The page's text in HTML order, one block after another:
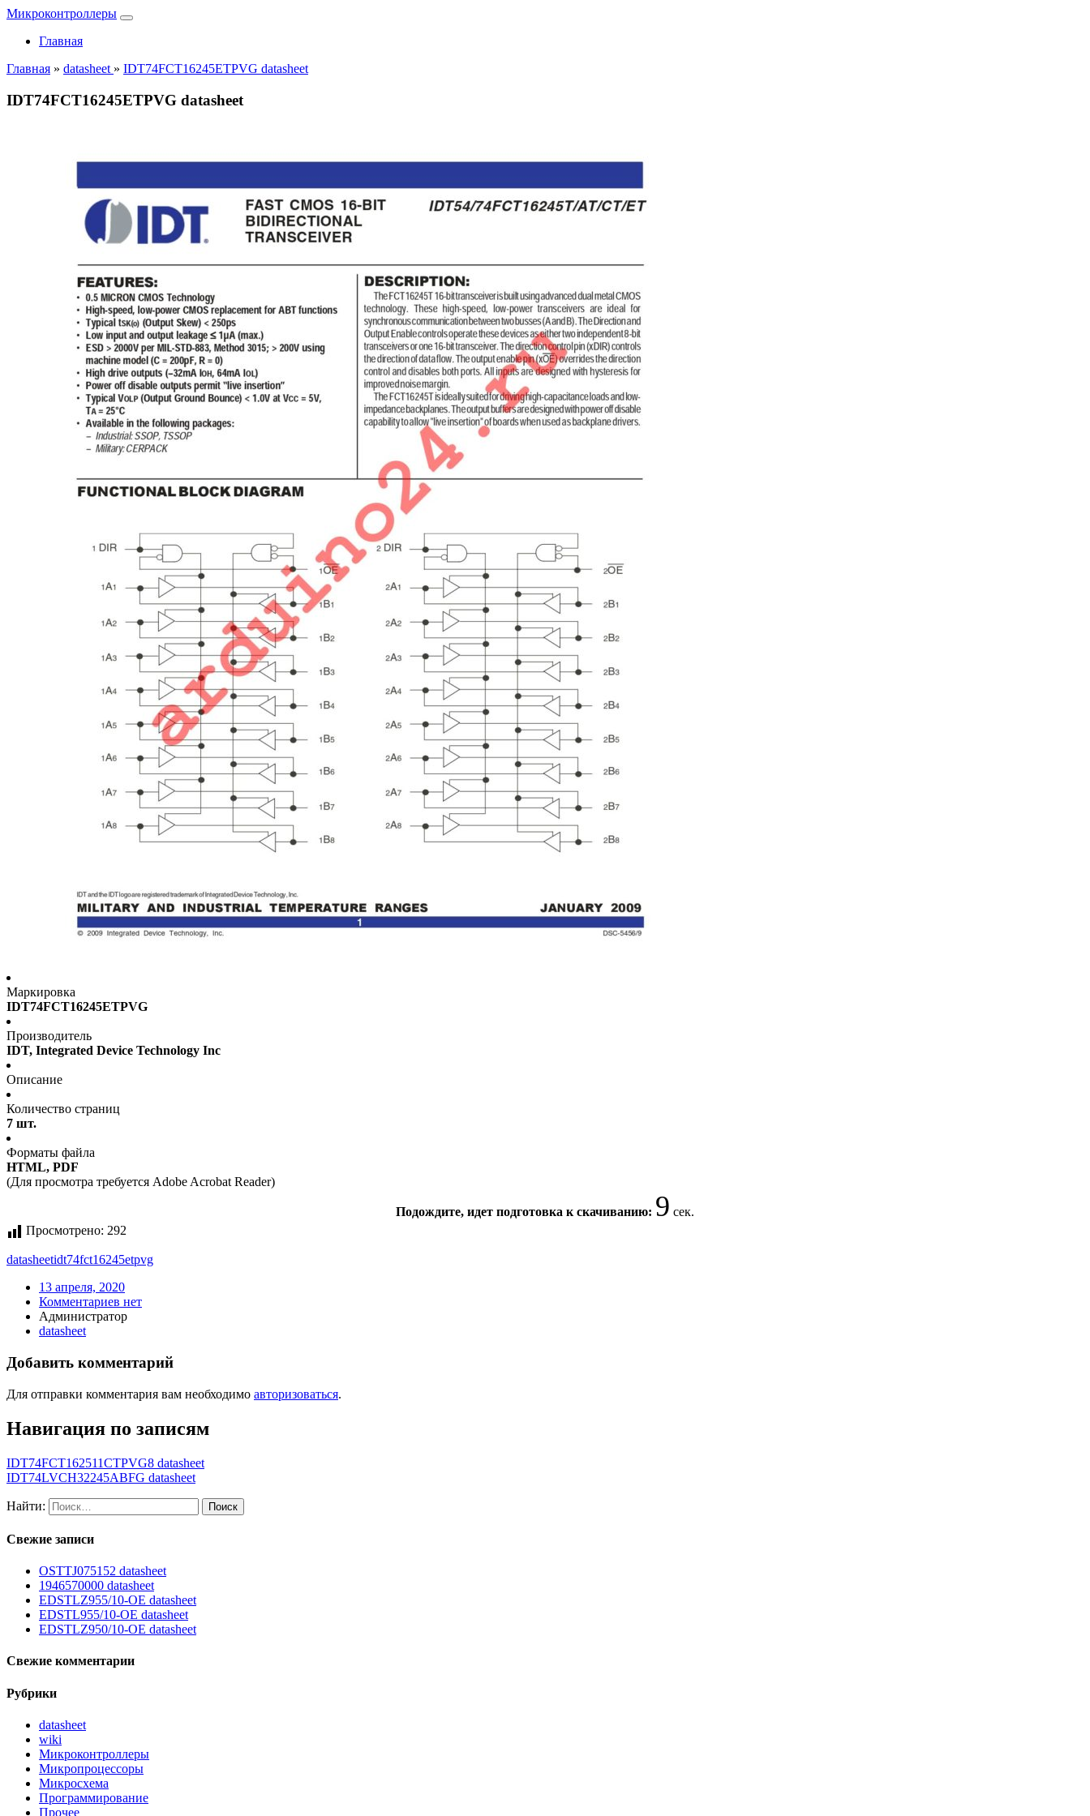
Микроконтроллеры
Главная
Главная » datasheet » IDT74FCT16245ETPVG datasheet
IDT74FCT16245ETPVG datasheet
Маркировка
IDT74FCT16245ETPVG
Производитель
IDT, Integrated Device Technology Inc
Описание
Количество страниц
7 шт.
Форматы файла
HTML, PDF
(Для просмотра требуется Adobe Acrobat Reader)
Подождите, идет подготовка к скачиванию: 9 сек.
Просмотрено: 292
datasheetidt74fct16245etpvg
13 апреля, 2020
Комментариев нет
Администратор
datasheet
Добавить комментарий
Для отправки комментария вам необходимо авторизоваться.
Навигация по записям
IDT74FCT162511CTPVG8 datasheet
IDT74LVCH32245ABFG datasheet
Найти:
Свежие записи
OSTTJ075152 datasheet
1946570000 datasheet
EDSTLZ955/10-OE datasheet
EDSTL955/10-OE datasheet
EDSTLZ950/10-OE datasheet
Свежие комментарии
Рубрики
datasheet
wiki
Микроконтроллеры
Микропроцессоры
Микросхема
Программирование
Прочее